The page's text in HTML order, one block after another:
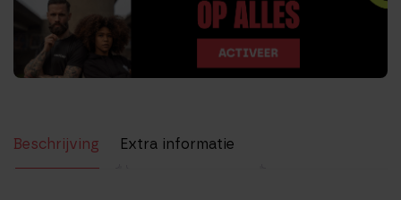
Beschrijving
Extra informatie